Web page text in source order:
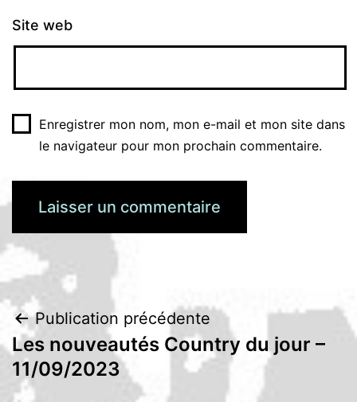
Site web
Enregistrer mon nom, mon e-mail et mon site dans
le navigateur pour mon prochain commentaire.
Navigation
de
Publication précédente
Les nouveautés Country du jour –
11/09/2023